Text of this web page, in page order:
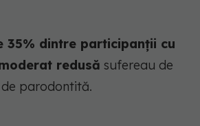
35% dintre participanții cu
redusă sufereau de
parodontită.